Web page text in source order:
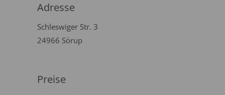
Adresse
Schleswiger Str. 3
24966 Sörup
Preise